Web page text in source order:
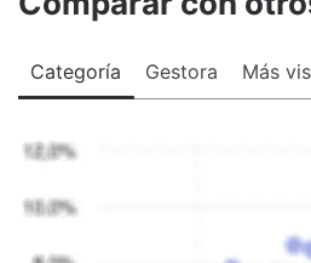
Categoría Gestora Más